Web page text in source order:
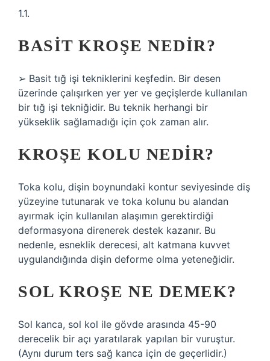
1.1.
BASIT KROŞE NEDIR?
➢ Basit tığ işi tekniklerini keşfedin. Bir desen
üzerinde çalışırken yer yer ve geçişlerde kullanılan
bir tığ işi tekniğidir. Bu teknik herhangi bir
yükseklik sağlamadığı için çok zaman alır.
KROŞE KOLU NEDIR?
Toka kolu, dişin boynundaki kontur seviyesinde diş
yüzeyine tutunarak ve toka kolunu bu alandan
ayırmak için kullanılan alaşımın gerektirdiği
deformasyona direnerek destek kazanır. Bu
nedenle, esneklik derecesi, alt katmana kuvvet
uygulandığında dişin deforme olma yeteneğidir.
SOL KROŞE NE DEMEK?
Sol kanca, sol kol ile gövde arasında 45-90
derecelik bir açı yaratılarak yapılan bir vuruştur.
(Aynı durum ters sağ kanca için de geçerlidir.)